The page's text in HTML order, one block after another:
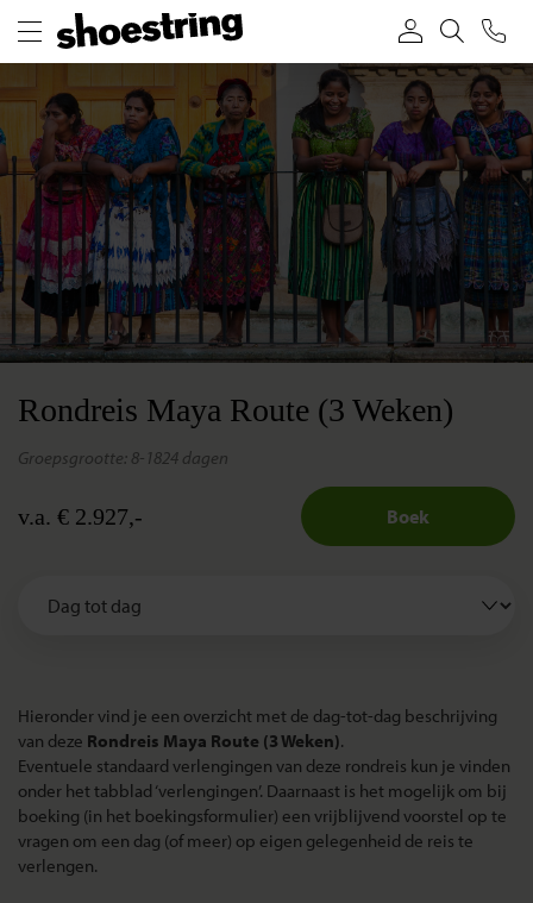
Rondreis Maya Route (3 Weken)
Boek
v.a. € 2.927,-
groepsgrootte: 8-18 24 dagen
Hieronder vind je een overzicht met de dag-tot-dag beschrijving
van deze Rondreis Maya Route (3 Weken).
Eventuele standaard verlengingen van deze rondreis kun je vinden
onder het tabblad ‘verlengingen’. Daarnaast is het mogelijk om bij
boeking (in het boekingsformulier) een vrijblijvend voorstel op te
vragen om een dag (of meer) op eigen gelegenheid de reis te
verlengen.